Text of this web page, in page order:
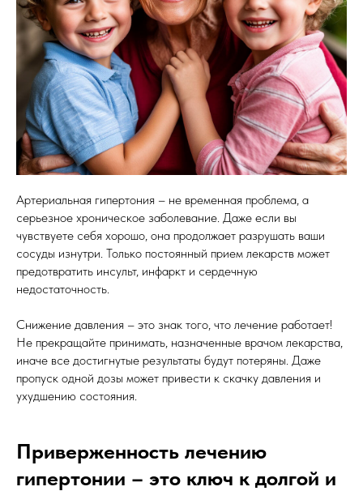
Артериальная гипертония – не временная проблема, а
серьезное хроническое заболевание. Даже если вы
чувствуете себя хорошо, она продолжает разрушать ваши
сосуды изнутри. Только постоянный прием лекарств может
предотвратить инсульт, инфаркт и сердечную
недостаточность.
Снижение давления – это знак того, что лечение работает!
Не прекращайте принимать, назначенные врачом лекарства,
иначе все достигнутые результаты будут потеряны. Даже
пропуск одной дозы может привести к скачку давления и
ухудшению состояния.
Приверженность лечению
гипертонии – это ключ к долгой и